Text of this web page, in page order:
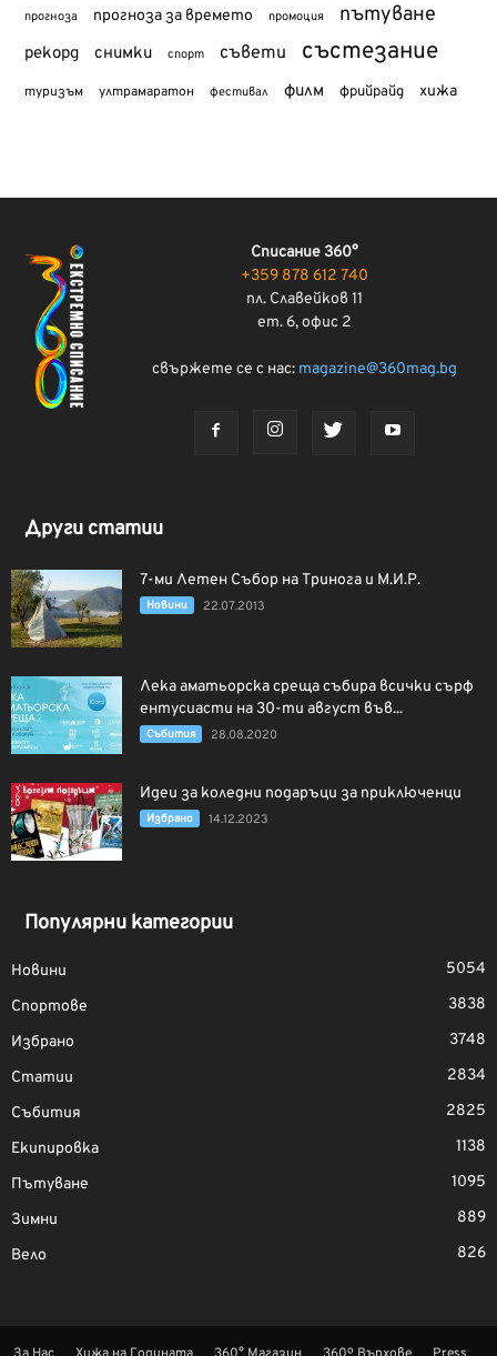
прогноза прогноза за времето промоция пътуване
рекорд снимки спорт съвети състезание
туризъм ултрамаратон фестивал филм фрийрайд хижа
Списание 360°
+359 878 612 740
пл. Славейков 11
ет. 6, офис 2
свържете се с нас: magazine@360mag.bg
Други статии
7-ми Летен Събор на Тринога и М.И.Р.
Новини 22.07.2013
Лека аматьорска среща събира всички сърф
ентусиасти на 30-ти август във...
Събития 28.08.2020
Идеи за коледни подаръци за приключенци
Избрано 14.12.2023
Популярни категории
Новини
5054
Спортове
3838
Избрано
3748
Статии
2834
Събития
2825
Екипировка
1138
Пътуване
1095
Зимни
889
Вело
826